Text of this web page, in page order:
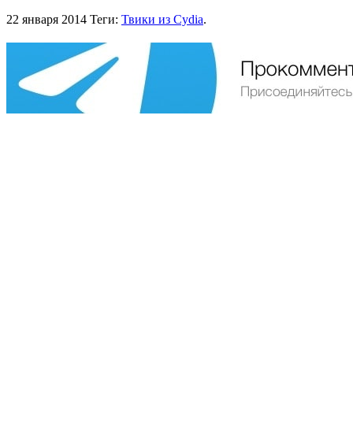
22 января 2014 Теги: Твики из Cydia.